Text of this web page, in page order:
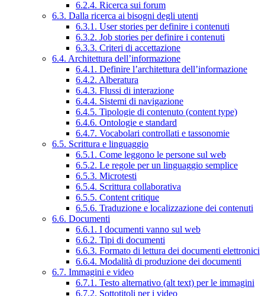
6.2.4. Ricerca sui forum
6.3. Dalla ricerca ai bisogni degli utenti
6.3.1. User stories per definire i contenuti
6.3.2. Job stories per definire i contenuti
6.3.3. Criteri di accettazione
6.4. Architettura dell’informazione
6.4.1. Definire l’architettura dell’informazione
6.4.2. Alberatura
6.4.3. Flussi di interazione
6.4.4. Sistemi di navigazione
6.4.5. Tipologie di contenuto (content type)
6.4.6. Ontologie e standard
6.4.7. Vocabolari controllati e tassonomie
6.5. Scrittura e linguaggio
6.5.1. Come leggono le persone sul web
6.5.2. Le regole per un linguaggio semplice
6.5.3. Microtesti
6.5.4. Scrittura collaborativa
6.5.5. Content critique
6.5.6. Traduzione e localizzazione dei contenuti
6.6. Documenti
6.6.1. I documenti vanno sul web
6.6.2. Tipi di documenti
6.6.3. Formato di lettura dei documenti elettronici
6.6.4. Modalità di produzione dei documenti
6.7. Immagini e video
6.7.1. Testo alternativo (alt text) per le immagini
6.7.2. Sottotitoli per i video